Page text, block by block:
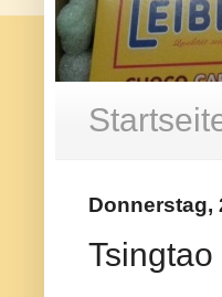
Donnerstag,